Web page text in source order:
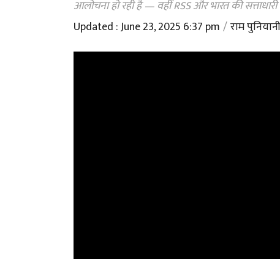
आलोचना हो रही है — वहीं RSS और भारत की
Updated : June 23, 2025 6:37 pm राम पुनियानी